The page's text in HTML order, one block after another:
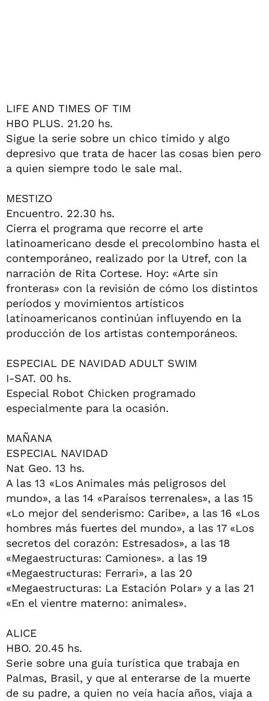
LIFE AND TIMES OF TIM
HBO PLUS. 21.20 hs.
Sigue la serie sobre un chico tímido y algo
depresivo que trata de hacer las cosas bien pero
a quien siempre todo le sale mal.
MESTIZO
Encuentro. 22.30 hs.
Cierra el programa que recorre el arte
latinoamericano desde el precolombino hasta el
contemporáneo, realizado por la Utref, con la
narración de Rita Cortese. Hoy: «Arte sin
fronteras» con la revisión de cómo los distintos
períodos y movimientos artísticos
latinoamericanos continúan influyendo en la
producción de los artistas contemporáneos.
ESPECIAL DE NAVIDAD ADULT SWIM
I-SAT. 00 hs.
Especial Robot Chicken programado
especialmente para la ocasión.
MAÑANA
ESPECIAL NAVIDAD
Nat Geo. 13 hs.
A las 13 «Los Animales más peligrosos del
mundo», a las 14 «Paraísos terrenales», a las 15
«Lo mejor del senderismo: Caribe», a las 16 «Los
hombres más fuertes del mundo», a las 17 «Los
secretos del corazón: Estresados», a las 18
«Megaestructuras: Camiones». a las 19
«Megaestructuras: Ferrari», a las 20
«Megaestructuras: La Estación Polar» y a las 21
«En el vientre materno: animales».
ALICE
HBO. 20.45 hs.
Serie sobre una guía turística que trabaja en
Palmas, Brasil, y que al enterarse de la muerte
de su padre, a quien no veía hacía años, viaja a